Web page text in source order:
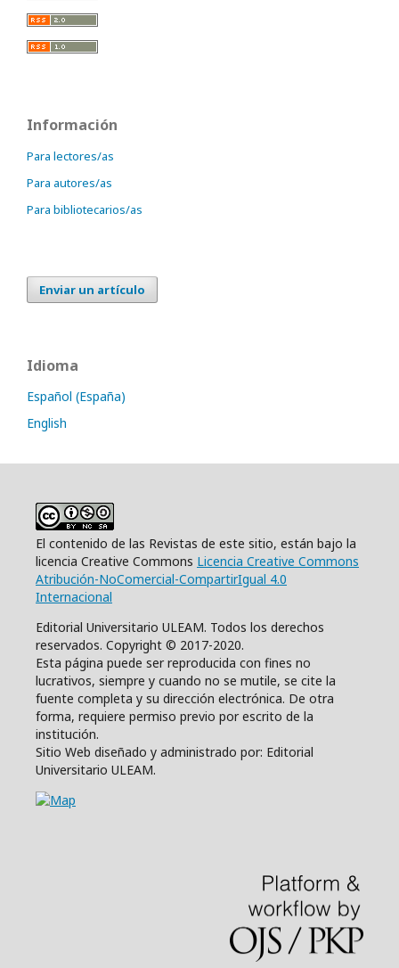
Información
Para lectores/as
Para autores/as
Para bibliotecarios/as
Enviar un artículo
Idioma
Español (España)
English
El contenido de las Revistas de este sitio, están bajo la
licencia Creative Commons Licencia Creative Commons
Atribución-NoComercial-CompartirIgual 4.0
Internacional
Editorial Universitario ULEAM. Todos los derechos
reservados. Copyright © 2017-2020.
Esta página puede ser reproducida con fines no
lucrativos, siempre y cuando no se mutile, se cite la
fuente completa y su dirección electrónica. De otra
forma, requiere permiso previo por escrito de la
institución.
Sitio Web diseñado y administrado por: Editorial
Universitario ULEAM.